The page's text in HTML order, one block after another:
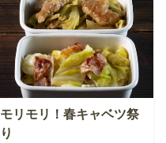
モリモリ！春キャベツ祭
り